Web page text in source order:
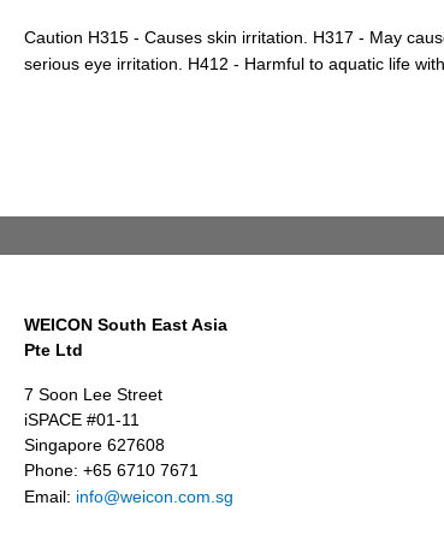
Caution H315 - Causes skin irritation. H317 - May
serious eye irritation. H412 - Harmful to aquatic life
WEICON South East Asia
Pte Ltd
7 Soon Lee Street
iSPACE #01-11
Singapore 627608
Phone: +65 6710 7671
Email: info@weicon.com.sg